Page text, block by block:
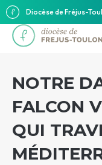
Diocèse de Fréjus-
NOTRE
FALCON
QUI